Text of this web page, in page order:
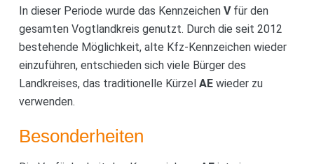
In dieser Periode wurde das Kennzeichen Vfür den
gesamten Vogtlandkreis genutzt. Durch die seit 2012
bestehende Möglichkeit, alte Kfz-Kennzeichen wieder
einzuführen, entschieden sich viele Bürger des
Landkreises, das traditionelle Kürzel AEwieder zu
verwenden.
Besonderheiten